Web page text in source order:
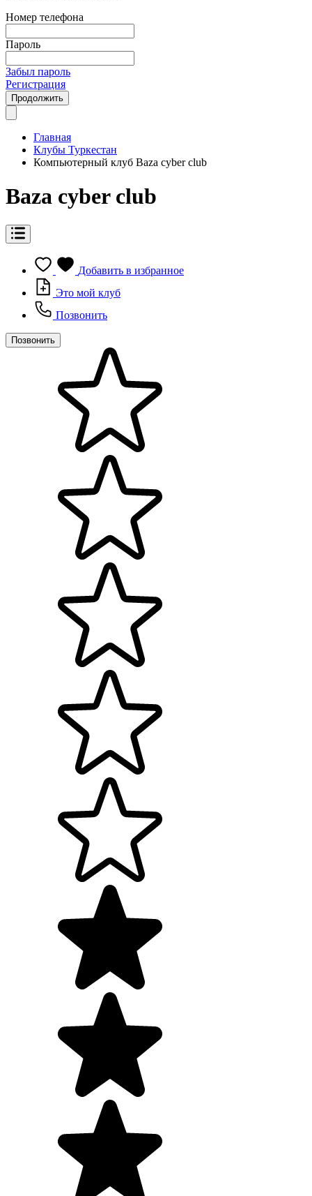
Номер телефона
Пароль
Забыл пароль
Регистрация
Продолжить
Главная
Клубы Туркестан
Компьютерный клуб Baza cyber club
Baza cyber club
Добавить в избранное
Это мой клуб
Позвонить
Позвонить